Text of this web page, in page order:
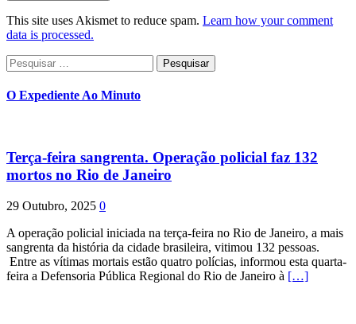
This site uses Akismet to reduce spam. Learn how your comment
data is processed.
Pesquisar
por:
O Expediente Ao Minuto
Terça-feira sangrenta. Operação policial faz 132
mortos no Rio de Janeiro
29 Outubro, 2025 0
A operação policial iniciada na terça-feira no Rio de Janeiro, a mais
sangrenta da história da cidade brasileira, vitimou 132 pessoas.
Entre as vítimas mortais estão quatro polícias, informou esta quarta-
feira a Defensoria Pública Regional do Rio de Janeiro à […]